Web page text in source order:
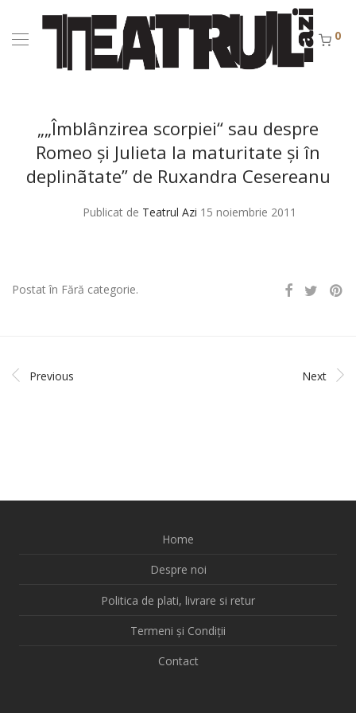
0
„„Îmblânzirea scorpiei“ sau despre
Romeo şi Julieta la maturitate şi în
deplinãtate” de Ruxandra Cesereanu
Publicat de Teatrul Azi 15 noiembrie 2011
Postat în Fără categorie.
Previous Next
Home
Despre noi
Politica de plati, livrare si retur
Termeni și Condiții
Contact